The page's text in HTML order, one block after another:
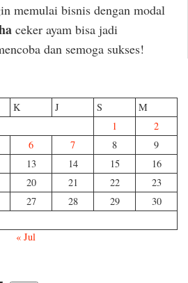
memulai bisnis dengan modal
ceker ayam bisa jadi
dan semoga sukses!
K J S
M
1
2
6 7 8
9
13 14 15
16
20 21 22
23
27 28 29
30
« Jul